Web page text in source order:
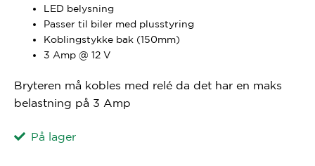
LED belysning
Passer til biler med plusstyring
Koblingstykke bak (150mm)
3 Amp @ 12 V
Bryteren må kobles med relé da det har en maks
belastning på 3 Amp
På lager